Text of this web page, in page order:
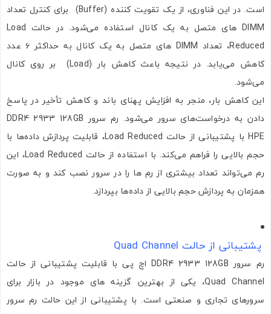
است. در این فناوری، از یک تقویت کننده (Buffer) برای کنترل تعداد
DIMM های متصل به یک کانال استفاده می‌شود. در حالت Load
Reduced، تعداد DIMM های متصل به یک کانال به حداکثر ۶ عدد
کاهش می‌یابد. در نتیجه باعث کاهش بار (Load) بر روی کانال
می‌شود.
این کاهش بار، منجر به افزایش پهنای باند و کاهش تأخیر در پاسخ
دادن به درخواست‌های سرور می‌شود. رم سرور DDR4 2933 128GB
HPE با پشتیبانی از حالت Load Reduced، قابلیت پردازش داده‌ها با
حجم بالایی را فراهم می‌کند. با استفاده از حالت Load Reduced، این
رم می‌تواند تعداد بیشتری از رم ‌ها را در سرور نصب کند و به صورت
همزمان به پردازش حجم بالایی از داده‌ها بپردازد.
پشتیبانی از حالت Quad Channel
رم سرور DDR4 2933 128GB اچ پی با قابلیت پشتیبانی از حالت
Quad Channel، یکی از بهترین گزینه های موجود در بازار برای
سرورهای تجاری و صنعتی است. با پشتیبانی از این حالت رم سرور
ارسال